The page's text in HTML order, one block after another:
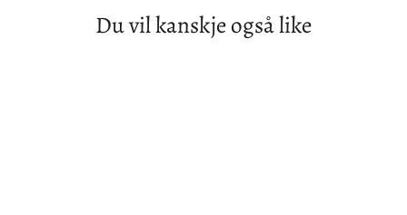
Du vil kanskje også like